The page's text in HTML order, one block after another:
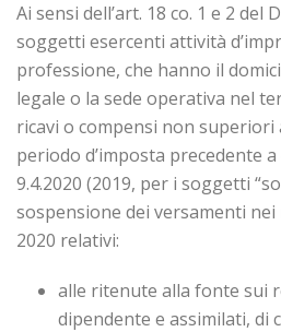
Ai sensi dell’art. 18 co. 1 e 2 del
soggetti esercenti attività
professione, che hanno il
legale o la sede operativa nel
ricavi o compensi non superiori
periodo d’imposta precedente
9.4.2020 (2019, per i soggetti
sospensione dei versamenti
2020 relativi:
alle ritenute alla fonte sui
dipendente e assimilati, di